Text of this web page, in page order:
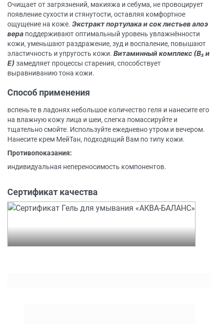
Очищает от загрязнений, макияжа и себума, не провоцирует
появление сухости и стянутости, оставляя комфортное
ощущение на коже. Экстракт портулака и сок листьев алоэ
вера поддерживают оптимальный уровень увлажнённости
кожи, уменьшают раздражение, зуд и воспаление, повышают
эластичность и упругость кожи. Витаминный комплекс (В₃ и
Е) замедляет процессы старения, способствует
выравниванию тона кожи.
Способ применения
вспеньте в ладонях небольшое количество геля и нанесите его
на влажную кожу лица и шеи, слегка помассируйте и
тщательно смойте. Используйте ежедневно утром и вечером.
Нанесите крем МейТан, подходящий Вам по типу кожи.
Противопоказания:
индивидуальная непереносимость компонентов.
Сертификат качества